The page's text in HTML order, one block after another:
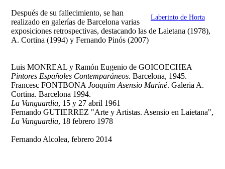
Laberinto de Horta
Después de su fallecimiento, se han
realizado en galerías de Barcelona varias
exposiciones retrospectivas, destacando las de Laietana (1978),
A. Cortina (1994) y Fernando Pinós (2007)
Luis MONREAL y Ramón Eugenio de GOICOECHEA
Pintores Españoles Contemparáneos. Barcelona, 1945.
Francesc FONTBONAJoaquim Asensio Mariné. Galeria A.
Cortina. Barcelona 1994.
La Vanguardia, 15 y 27 abril 1961
Fernando GUTIERREZ "Arte y Artistas. Asensio en Laietana",
La Vanguardia, 18 febrero 1978
Fernando Alcolea, febrero 2014